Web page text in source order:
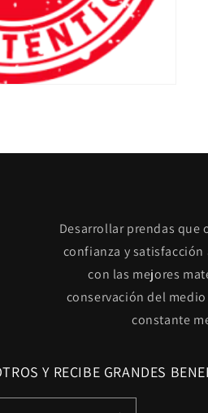
Desarrollar prendas que
confianza y
con las mejores
conservación del
constante
Y RECIBE GRANDES